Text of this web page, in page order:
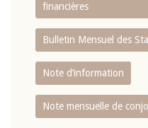
financières
Bulletin Mensuel des
Note d’information
Note mensuelle de